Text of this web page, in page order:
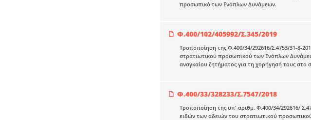
προσωπικό των Ενόπλων Δυνάμεων.
Φ.400/102/405992/Σ.345/2019
Τροποποίηση της Φ.400/34/292616/Σ.4753/31-8-
στρατιωτικού προσωπικού των Ενόπλων
αναγκαίου ζητήματος για τη χορήγησή τους
Φ.400/33/328233/Σ.7547/2018
Τροποποίηση της υπ' αριθμ. Φ.400/34/292616/
ειδών των αδειών του στρατιωτικού